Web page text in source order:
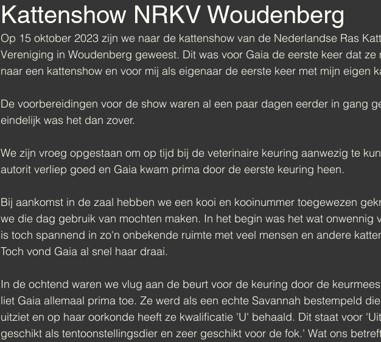
Kattenshow NRKV Woudenberg
Op 15 oktober 2023 zijn we naar de kattenshow van de Nederlandse Ras
Vereniging in Woudenberg geweest. Dit was voor Gaia de eerste keer dat ze
naar een kattenshow en voor mij als eigenaar de eerste keer met mijn eigen
De voorbereidingen voor de show waren al een paar dagen eerder in gang
eindelijk was het dan zover.
We zijn vroeg opgestaan om op tijd bij de veterinaire keuring aanwezig te
autorit verliep goed en Gaia kwam prima door de eerste keuring heen.
Bij aankomst in de zaal hebben we een kooi en kooinummer toegewezen
we die dag gebruik van mochten maken. In het begin was het wat onwennig
is toch spannend in zo'n onbekende ruimte met veel mensen en andere
Toch vond Gaia al snel haar draai.
In de ochtend waren we vlug aan de beurt voor de keuring door de
liet Gaia allemaal prima toe. Ze werd als een echte Savannah bestempeld
uitziet en op haar oorkonde heeft ze kwalificatie 'U' behaald. Dit staat voor
geschikt als tentoonstellingsdier en zeer geschikt voor de fok.' Wat ons